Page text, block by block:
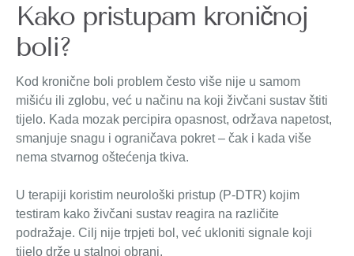
Kako pristupam kroničnoj
boli?
Kod kronične boli problem često više nije u samom
mišiću ili zglobu, već u načinu na koji živčani sustav štiti
tijelo. Kada mozak percipira opasnost, održava napetost,
smanjuje snagu i ograničava pokret – čak i kada više
nema stvarnog oštećenja tkiva.
U terapiji koristim neurološki pristup (P-DTR) kojim
testiram kako živčani sustav reagira na različite
podražaje. Cilj nije trpjeti bol, već ukloniti signale koji
tijelo drže u stalnoj obrani.